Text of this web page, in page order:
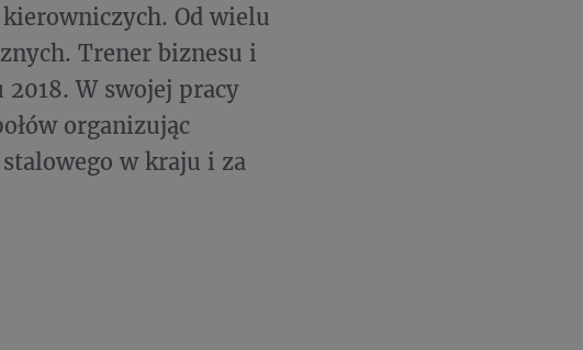
kierowniczych. Od wielu
Trener biznesu i
W swojej pracy
organizując
w kraju i za